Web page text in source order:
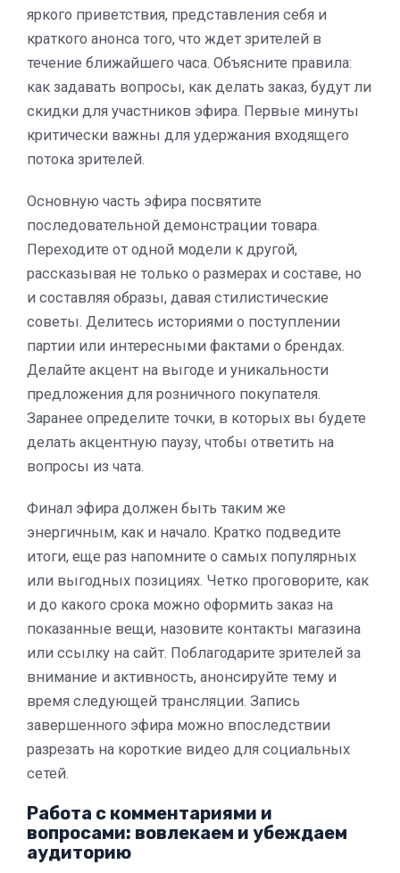
яркого приветствия, представления себя и
краткого анонса того, что ждет зрителей в
течение ближайшего часа. Объясните правила:
как задавать вопросы, как делать заказ, будут ли
скидки для участников эфира. Первые минуты
критически важны для удержания входящего
потока зрителей.
Основную часть эфира посвятите
последовательной демонстрации товара.
Переходите от одной модели к другой,
рассказывая не только о размерах и составе, но
и составляя образы, давая стилистические
советы. Делитесь историями о поступлении
партии или интересными фактами о брендах.
Делайте акцент на выгоде и уникальности
предложения для розничного покупателя.
Заранее определите точки, в которых вы будете
делать акцентную паузу, чтобы ответить на
вопросы из чата.
Финал эфира должен быть таким же
энергичным, как и начало. Кратко подведите
итоги, еще раз напомните о самых популярных
или выгодных позициях. Четко проговорите, как
и до какого срока можно оформить заказ на
показанные вещи, назовите контакты магазина
или ссылку на сайт. Поблагодарите зрителей за
внимание и активность, анонсируйте тему и
время следующей трансляции. Запись
завершенного эфира можно впоследствии
разрезать на короткие видео для социальных
сетей.
Работа с комментариями и
вопросами: вовлекаем и убеждаем
аудиторию